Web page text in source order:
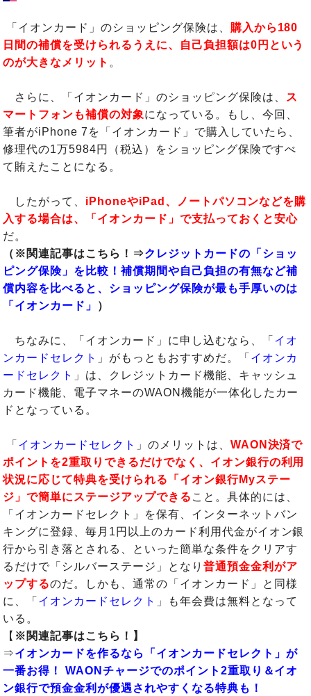
「イオンカード」のショッピング保険は、 購入から180
日間の補償を受けられるうえに、自己負担額は0円という
のが大きなメリット 。
さらに、「イオンカード」のショッピング保険は、
ス
マートフォンも補償の対象になっている。もし、今回、
筆者がiPhone 7を「イオンカード」で購入していたら、
修理代の1万5984円（税込）をショッピング保険ですべ
て賄えたことになる。
したがって、 iPhoneやiPad、ノートパソコンなどを購
入する場合は、「イオンカード」で支払っておくと安心
だ。
（※関連記事はこちら！⇒クレジットカードの「ショッ
ピング保険」を比較！補償期間や自己負担の有無など補
償内容を比べると、ショッピング保険が最も手厚いのは
「イオンカード」
）
ちなみに、「イオンカード」に申し込むなら、「 イオ
ンカードセレクト 」がもっともおすすめだ。「 イオンカ
ードセレクト 」は、クレジットカード機能、キャッシュ
カード機能、電子マネーのWAON機能が一体化したカー
ドとなっている。
「 イオンカードセレクト 」のメリットは、 WAON決済で
ポイントを2重取りできるだけでなく、イオン銀行の利用
状況に応じて特典を受けられる「イオン銀行Myステー
ジ」で簡単にステージアップできる こと。具体的には、
「イオンカードセレクト」を保有、インターネットバン
キングに登録、毎月1円以上のカード利用代金がイオン銀
行から引き落とされる、といった簡単な条件をクリアす
るだけで「シルバーステージ」となり 普通預金金利がア
ップするのだ。しかも、通常の「イオンカード」と同様
に、「 イオンカードセレクト 」も年会費は無料となって
いる。
【 ※関連記事はこちら！】
⇒イオンカードを作るなら「イオンカードセレクト」が
一番お得！ WAONチャージでのポイント2重取り＆イオ
ン銀行で預金金利が優遇されやすくなる特典も！